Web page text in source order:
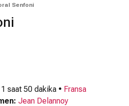
Senfoni
1 saat 50 dakika • Fransa
Jean Delannoy